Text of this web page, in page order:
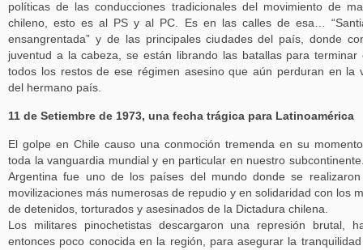
políticas de las conducciones tradicionales del movimiento de
chileno, esto es al PS y al PC. Es en las calles de esa…
ensangrentada” y de las principales ciudades del país, donde
juventud a la cabeza, se están librando las batallas para terminar
todos los restos de ese régimen asesino que aún perduran en la
del hermano país.
11 de Setiembre de 1973, una fecha trágica para Latinoamérica
El golpe en Chile causo una conmoción tremenda en su
toda la vanguardia mundial y en particular en nuestro
Argentina fue uno de los países del mundo donde se
movilizaciones más numerosas de repudio y en solidaridad con los
de detenidos, torturados y asesinados de la Dictadura chilena.
Los militares pinochetistas descargaron una represión brutal,
entonces poco conocida en la región, para asegurar la